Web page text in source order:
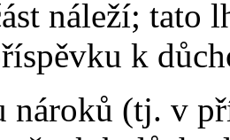
náleží; tato
k
nároků (tj. v